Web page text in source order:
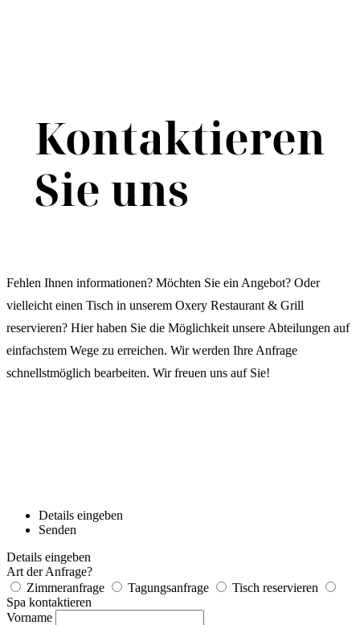
Kontak­tieren
Sie uns
Fehlen Ihnen informationen? Möchten Sie ein Angebot? Oder
vielleicht einen Tisch in unserem Oxery Restaurant & Grill
reservieren? Hier haben Sie die Möglichkeit unsere Abteilungen auf
einfachstem Wege zu erreichen. Wir werden Ihre Anfrage
schnellstmöglich bearbeiten. Wir freuen uns auf Sie!
Details eingeben
Senden
Details eingeben
Art der Anfrage?
Zimmeranfrage
Tagungsanfrage
Tisch reservieren
Spa kontaktieren
Vorname